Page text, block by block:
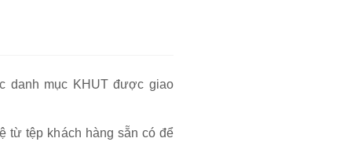
danh mục KHUT được giao
từ tệp khách hàng sẵn có để